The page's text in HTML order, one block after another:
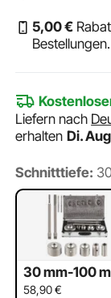
5,00€
Bestellungen.
Liefern nach
erhalten Di.
Schnitttiefe:
30 mm-100
58,90€